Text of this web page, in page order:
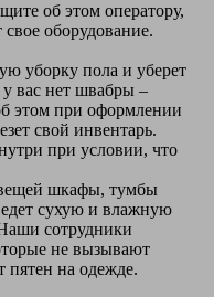
об этом оператору,
оборудование.
уборку пола и уберет
вас нет швабры –
этом при оформлении
свой инвентарь.
при условии, что
шкафы, тумбы
сухую и влажную
сотрудники
не вызывают
пятен на одежде.